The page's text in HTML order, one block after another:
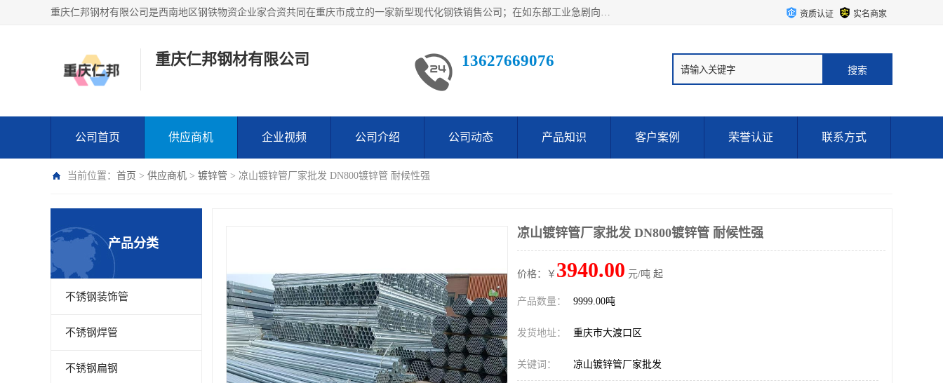
重庆仁邦钢材有限公司是西南地区钢铁物资企业家合资共同在重庆市成立的一家新型现代化钢铁销售公司；在如东部工业急剧向西部转移，西部大建工厂区及国家水利水电项目，我司力抓不断完善自我产品结构优化，让自己的钢铁产品广泛传播于这些大型再建项目 资质认证 实名商家
重庆仁邦钢材有限公司 13627669076
公司首页 供应商机 企业视频 公司介绍 公司动态 产品知识 客户案例 荣誉认证 联系方式
当前位置： 首页 > 供应商机 > 镀锌管 > 凉山镀锌管厂家批发 DN800镀锌管 耐候性强
产品分类
不锈钢装饰管
不锈钢焊管
不锈钢扁钢
凉山镀锌管厂家批发 DN800镀锌管 耐候性强
价格：￥ 3940.00 元/吨 起
产品数量： 9999.00吨
发货地址： 重庆市大渡口区
关键词： 凉山镀锌管厂家批发